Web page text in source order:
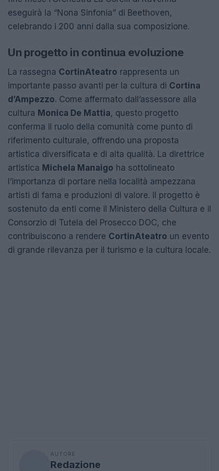
eseguirà la “Nona Sinfonia” di Beethoven,
celebrando i 200 anni dalla sua composizione.
Un progetto in continua evoluzione
La rassegna CortinAteatro rappresenta un
importante passo avanti per la cultura di Cortina
d’Ampezzo. Come affermato dall’assessore alla
cultura Monica De Mattia, questo progetto
conferma il ruolo della comunità come punto di
riferimento culturale, offrendo una proposta
artistica diversificata e di alta qualità. La direttrice
artistica Michela Manaigo ha sottolineato
l’importanza di portare nella località ampezzana
artisti di fama e produzioni di valore. Il progetto è
sostenuto da enti come il Ministero della Cultura e il
Consorzio di Tutela del Prosecco DOC, che
contribuiscono a rendere CortinAteatro un evento
di grande rilevanza per il turismo e la cultura locale.
AUTORE
Redazione